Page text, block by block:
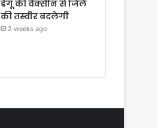
डेंगू की वैक्सीन से जिले
की तस्वीर बदलेगी
2 weeks ago